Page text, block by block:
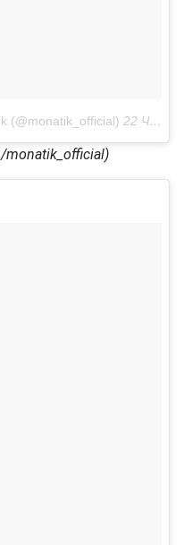
(@monatik_official) 22 Чер 2018 р. о 12:07 PDT
monatik_official)